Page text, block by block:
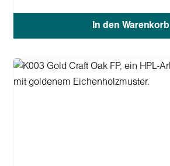
In den Warenkorb